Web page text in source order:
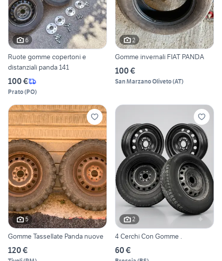
6
Ruote gomme copertoni e
distanziali panda 141
100 €
Prato(PO)
2
Gomme invernali FIAT PANDA
100 €
San Marzano Oliveto(AT)
5
Gomme Tassellate Panda nuove
120 €
2
4 Cerchi Con Gomme .
60 €